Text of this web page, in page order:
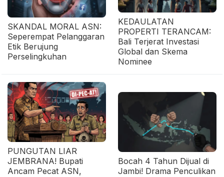
SKANDAL MORAL ASN:
Seperempat Pelanggaran
Etik Berujung
Perselingkuhan
KEDAULATAN
PROPERTI TERANCAM:
Bali Terjerat Investasi
Global dan Skema
Nominee
PUNGUTAN LIAR
JEMBRANA! Bupati
Ancam Pecat ASN,
Bocah 4 Tahun Dijual di
Jambi! Drama Penculikan